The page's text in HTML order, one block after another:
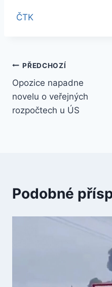
ČTK
Navigace
pro
příspěvek
PŘEDCHOZÍ
Opozice napadne
novelu o veřejných
rozpočtech u ÚS
Podobné